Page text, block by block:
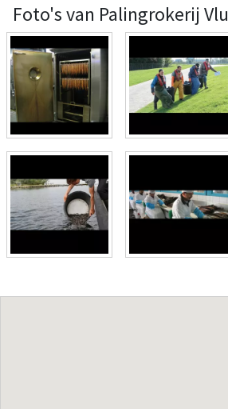
Foto's van Palingrokerij